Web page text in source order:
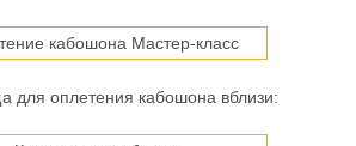
для оплетения кабошона вблизи: